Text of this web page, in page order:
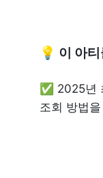
💡 이 아
✅ 2025년
조회 방법